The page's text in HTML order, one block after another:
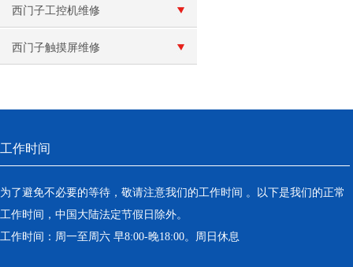
西门子工控机维修
西门子触摸屏维修
工作时间
为了避免不必要的等待，敬请注意我们的工作时间 。以下是我们的正常
工作时间，中国大陆法定节假日除外。
工作时间：周一至周六 早8:00-晚18:00。周日休息